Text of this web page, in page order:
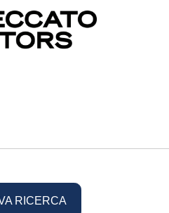
RICERCA